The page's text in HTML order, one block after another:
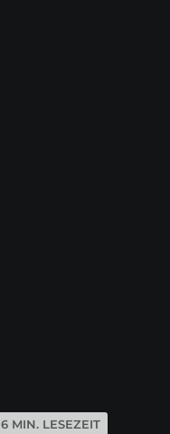
6 MIN. LESEZEIT